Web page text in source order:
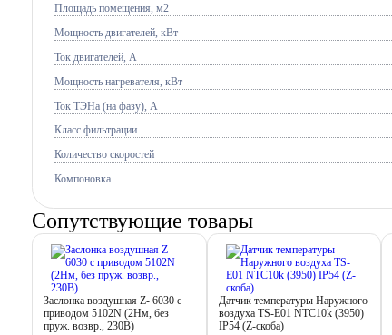
Площадь помещения, м2
Мощность двигателей, кВт
Ток двигателей, А
Мощность нагревателя, кВт
Ток ТЭНа (на фазу), А
Класс фильтрации
Количество скоростей
Компоновка
Сопутствующие товары
Заслонка воздушная Z- 6030 с
приводом 5102N (2Нм, без
пруж. возвр., 230В)
Датчик температуры Наружного
воздуха TS-E01 NTC10k (3950)
IP54 (Z-скоба)